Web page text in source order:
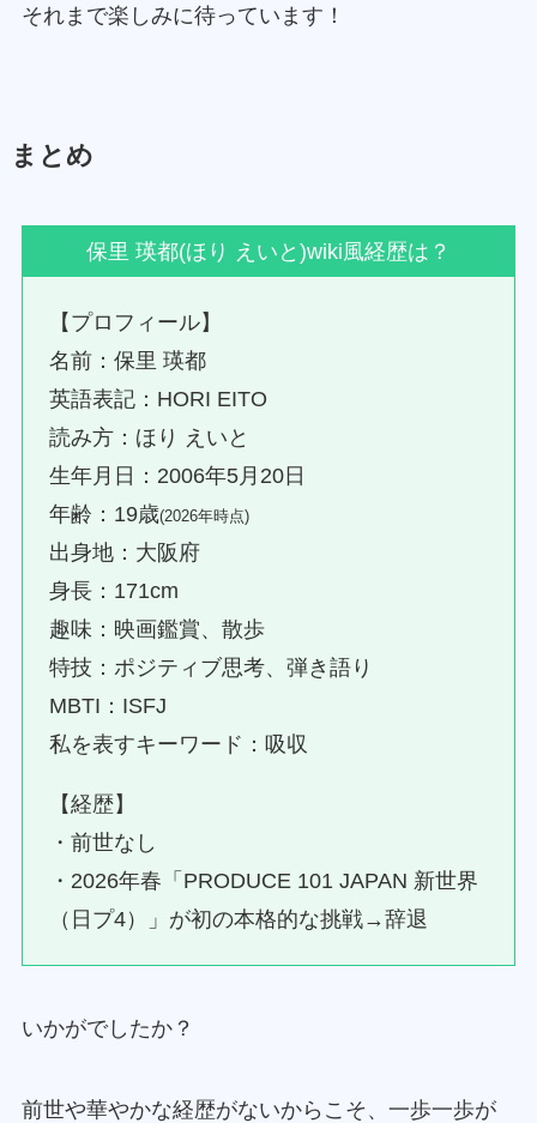
それまで楽しみに待っています！
まとめ
保里 瑛都(ほり えいと)wiki風経歴は？
【プロフィール】
名前：保里 瑛都
英語表記：HORI EITO
読み方：ほり えいと
生年月日：2006年5月20日
年齢：19歳(2026年時点)
出身地：大阪府
身長：171cm
趣味：映画鑑賞、散歩
特技：ポジティブ思考、弾き語り
MBTI：ISFJ
私を表すキーワード：吸収
【経歴】
・前世なし
・2026年春「PRODUCE 101 JAPAN 新世界
（日プ4）」が初の本格的な挑戦→辞退
いかがでしたか？
前世や華やかな経歴がないからこそ、一歩一歩が